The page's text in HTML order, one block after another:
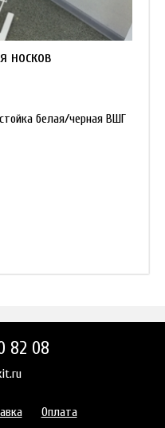
носков
белая/черная ВШГ
82 08
Оплата